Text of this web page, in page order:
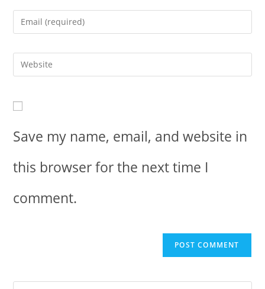
Save my name, email, and website in
this browser for the next time I
comment.